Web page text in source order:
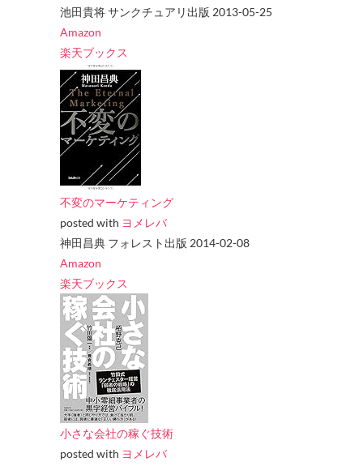
池田貴将 サンクチュアリ出版 2013-05-25
Amazon
楽天ブックス
不変のマーケティング
posted with ヨメレバ
神田昌典 フォレスト出版 2014-02-08
Amazon
楽天ブックス
小さな会社の稼ぐ技術
posted with ヨメレバ